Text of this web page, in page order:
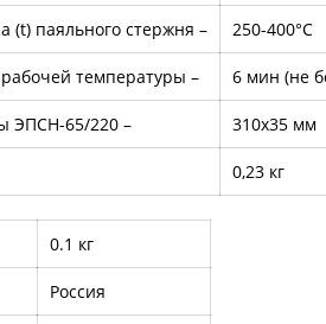
(t) паяльного стержня – 250-400°С
температуры – 6 мин (не
ЭПСН-65/220 – 310х35 мм
0,23 кг
0.1 кг
Россия